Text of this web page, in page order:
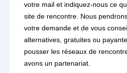
votre mail et indiquez-nous ce
site de rencontre. Nous
votre demande et de vous
alternatives, gratuites ou
pousser les réseaux de
avons un partenariat.